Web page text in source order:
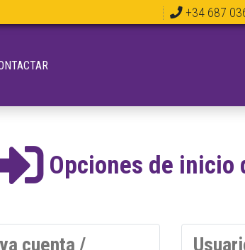
+34 687
Opciones de inicio
cuenta /